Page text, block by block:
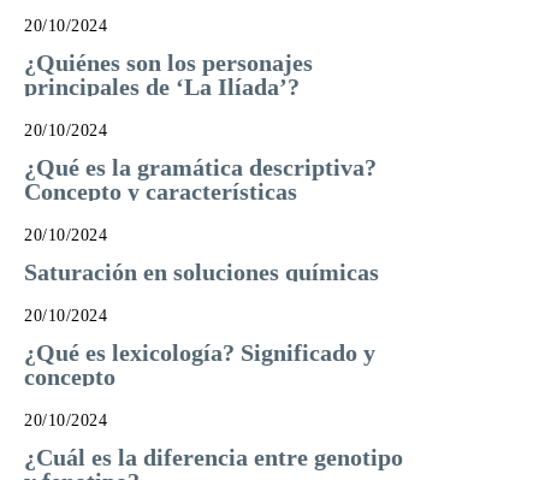
20/10/2024
¿Quiénes son los personajes
principales de ‘La Ilíada’?
20/10/2024
¿Qué es la gramática descriptiva?
Concepto y características
20/10/2024
Saturación en soluciones químicas
20/10/2024
¿Qué es lexicología? Significado y
concepto
20/10/2024
¿Cuál es la diferencia entre genotipo